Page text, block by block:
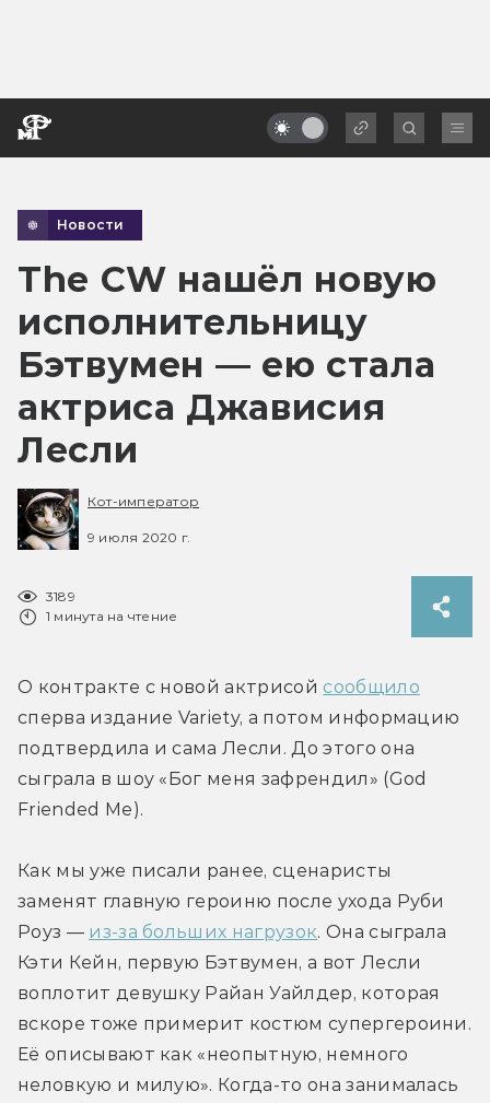
Новости
The CW нашёл новую
исполнительницу
Бэтвумен — ею стала
актриса Джависия
Лесли
Кот-император
9 июля 2020 г.
3189
1 минута на чтение
О контракте с новой актрисой сообщило
сперва издание Variety, а потом информацию
подтвердила и сама Лесли. До этого она
сыграла в шоу «Бог меня зафрендил» (God
Friended Me).
Как мы уже писали ранее, сценаристы
заменят главную героиню после ухода Руби
Роуз — из-за больших нагрузок. Она сыграла
Кэти Кейн, первую Бэтвумен, а вот Лесли
воплотит девушку Райан Уайлдер, которая
вскоре тоже примерит костюм супергероини.
Её описывают как «неопытную, немного
неловкую и милую». Когда-то она занималась